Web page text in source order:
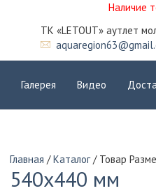
Наличие
ТК «LETOUT» аутлет
Галерея Видео
Главная /Каталог/ Товар
540х440 мм